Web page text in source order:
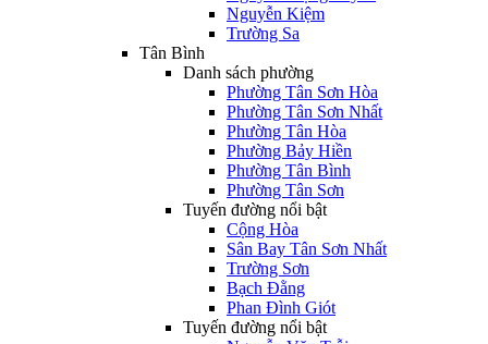
Nguyễn Kiệm
Trường Sa
Tân Bình
Danh sách phường
Phường Tân Sơn Hòa
Phường Tân Sơn Nhất
Phường Tân Hòa
Phường Bảy Hiền
Phường Tân Bình
Phường Tân Sơn
Tuyến đường nổi bật
Cộng Hòa
Sân Bay Tân Sơn Nhất
Trường Sơn
Bạch Đằng
Phan Đình Giót
Tuyến đường nổi bật